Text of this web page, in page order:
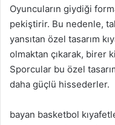
Oyuncuların giydiği
pekiştirir. Bu nedenle,
yansıtan özel tasarım
olmaktan çıkarak, birer
Sporcular bu özel
daha güçlü hissederler.
bayan basketbol